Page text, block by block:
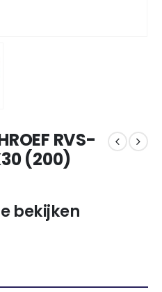
RVS-
(200)
bekijken